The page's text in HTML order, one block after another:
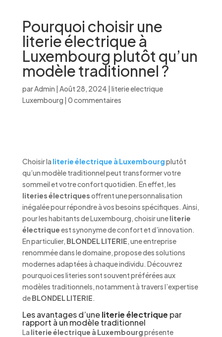
Pourquoi choisir une
literie électrique à
Luxembourg plutôt qu’un
modèle traditionnel ?
parAdmin | Août 28, 2024 | literie electrique
Luxembourg | 0 commentaires
Choisir la literie électrique à Luxembourgplutôt
qu’un modèle traditionnel peut transformer votre
sommeil et votre confort quotidien. En effet, les
literies électriquesoffrent une personnalisation
inégalée pour répondre à vos besoins spécifiques. Ainsi,
pour les habitants de Luxembourg, choisir uneliterie
électriqueest synonyme de confort et d’innovation.
En particulier, BLONDEL LITERIE, une entreprise
renommée dans le domaine, propose des solutions
modernes adaptées à chaque individu. Découvrez
pourquoi ces literies sont souvent préférées aux
modèles traditionnels, notamment à travers l’expertise
deBLONDEL LITERIE.
Les avantages d’uneliterie électrique par
rapport à un modèle traditionnel
La literie électrique à Luxembourgprésente